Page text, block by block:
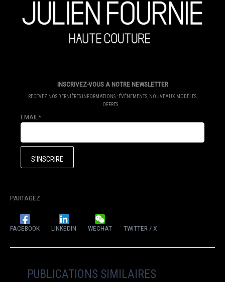
INSCRIVEZ-VOUS A NOTRE NEWSLETTER
RECEVEZ NOS DERNIÈRES INFORMATIONS : ÉVÈNEMENTS, NOUVEAUX MODÈLES,
OFFRES...
EMAIL*
PARTAGEZ
FACEBOOK LINKEDIN WECHAT TWITTER / X
PUBLICATIONS SIMILAIRES